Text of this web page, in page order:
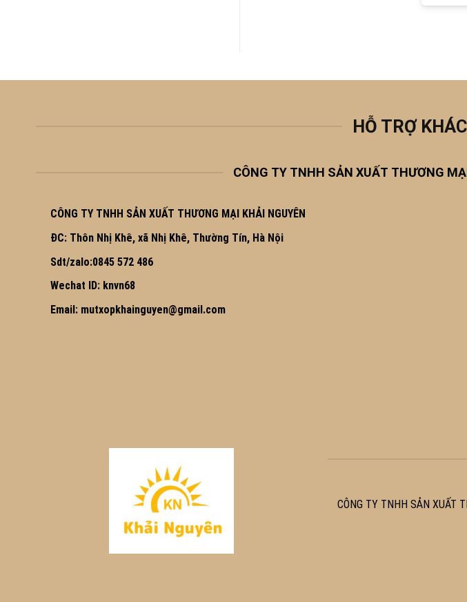
HỖ TRỢ
CÔNG TY TNHH SẢN XUẤT THƯƠNG
CÔNG TY TNHH SẢN XUẤT THƯƠNG MẠI KHẢI NGUYÊN
ĐC: Thôn Nhị Khê, xã Nhị Khê, Thường Tín, Hà Nội
Sdt/zalo:0845 572 486
Wechat ID: knvn68
Email: mutxopkhainguyen@gmail.com
CÔNG TY TNHH SẢN XUẤT